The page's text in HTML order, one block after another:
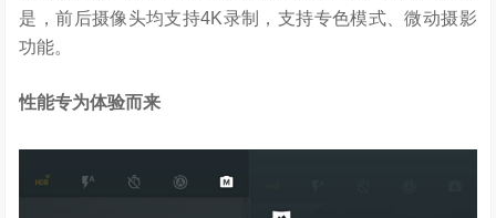
是，前后摄像头均支持4K录制，支持专色模式、微动摄影
功能。
性能专为体验而来